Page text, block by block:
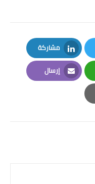
مشاركة
LinkedIn
إرسال
Email